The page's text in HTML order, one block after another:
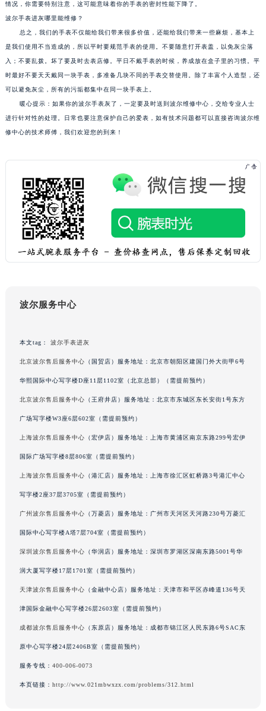
昆明市盘龙区北京路928号同德昆明广场写字楼10层06室（需提前预约）
石家庄市长安区中山东路39号勒泰中心写字楼B座13层07室（需提前预约）
海口市龙华区金贸东路5号海口华润大厦B座17层1707室（需提前预约）
重庆市解放碑渝中区民权路28号英利国际金融中心写字楼20层01室（需提前预约）
黑龙江省大庆市萨尔图区会战大街波尔售后服务中心（需提前预约）
黑龙江省鹤岗市向阳区红军路波尔售后服务中心（需提前预约）
黑龙江省黑河市爱辉区中央街波尔售后服务中心（需提前预约）
黑龙江省鸡西市鸡冠区红军路波尔售后服务中心（需提前预约）
吉林省吉林市船营区河南街波尔售后服务中心（需提前预约）
吉林省辽源市龙山区人民大街波尔售后服务中心（需提前预约）
吉林省四平市铁东区紫气大路与南九经街交汇处波尔售后服务中心（需提前预约）
辽宁省本溪市平山区胜利路波尔售后服务中心（需提前预约）
辽宁省朝阳市双塔区新华路波尔售后服务中心（需提前预约）
辽宁省丹东市振兴区七经街波尔售后服务中心（需提前预约）
辽宁省抚顺市新抚区东一路波尔售后服务中心（需提前预约）
情况，你需要特别注意，这可能意味着你的手表的密封性能下降了。
波尔手表进灰哪里能维修？
总之，我们的手表不仅能给我们带来很多价值，还能给我们带来一些麻烦，基本上
是我们使用不当造成的，所以平时要规范手表的使用。不要随意打开表盖，以免灰尘落
入；不要乱拨。坏了要及时去表店修。平日不戴手表的时候，养成放在盒子里的习惯。平
时最好不要天天戴同一块手表，多准备几块不同的手表交替使用。除了丰富个人造型，还
可以避免灰尘，所有的污垢都集中在同一块手表上。
暖心提示：如果你的波尔手表灰了，一定要及时送到波尔维修中心，交给专业人士
进行针对性的处理。日常也要注意保护自己的爱表，如有技术问题都可以直接咨询波尔维
修中心的技术师傅，我们欢迎您的到来！
波尔服务中心
本文tag： 波尔手表进灰
北京波尔售后服务中心 （国贸店）服务地址：北京市朝阳区建国门外大街甲6号
华熙国际中心写字楼D座11层1102室（北京总部）（需提前预约）
北京波尔售后服务中心 （王府井店）服务地址：北京市东城区东长安街1号东方
广场写字楼W3座6层602室（需提前预约）
上海波尔售后服务中心 （宏伊店）服务地址：上海市黄浦区南京东路299号宏伊
国际广场写字楼8层806室（需提前预约）
上海波尔售后服务中心 （港汇店）服务地址：上海市徐汇区虹桥路3号港汇中心
写字楼2座37层3705室（需提前预约）
广州波尔售后服务中心 （万菱店）服务地址：广州市天河区天河路230号万菱汇
国际中心写字楼A塔7层704室（需提前预约）
深圳波尔售后服务中心 （华润店）服务地址：深圳市罗湖区深南东路5001号华
润大厦写字楼17层1701室（需提前预约）
天津波尔售后服务中心 （金融中心店）服务地址：天津市和平区赤峰道136号天
津国际金融中心写字楼26层2603室（需提前预约）
成都波尔售后服务中心 （东原店）服务地址：成都市锦江区人民东路6号SAC东
原中心写字楼24层2406B室（需提前预约）
服务专线： 400-006-0073
本页链接： http://www.021mbwxzx.com/problems/312.html